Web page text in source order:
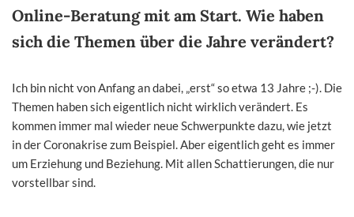
Online-Beratung mit am Start. Wie haben
sich die Themen über die Jahre verändert?
Ich bin nicht von Anfang an dabei, „erst“ so etwa 13 Jahre ;-). Die
Themen haben sich eigentlich nicht wirklich verändert. Es
kommen immer mal wieder neue Schwerpunkte dazu, wie jetzt
in der Coronakrise zum Beispiel. Aber eigentlich geht es immer
um Erziehung und Beziehung. Mit allen Schattierungen, die nur
vorstellbar sind.